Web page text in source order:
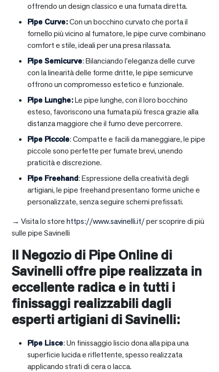
offrendo un design classico e una fumata diretta.
Pipe Curve:Con un bocchino curvato che porta il
fornello più vicino al fumatore, le pipe curve combinano
comfort e stile, ideali per una presa rilassata.
Pipe Semicurve: Bilanciando l’eleganza delle curve
con la linearità delle forme dritte, le pipe semicurve
offrono un compromesso estetico e funzionale.
Pipe Lunghe:Le pipe lunghe, con il loro bocchino
esteso, favoriscono una fumata più fresca grazie alla
distanza maggiore che il fumo deve percorrere.
Pipe Piccole: Compatte e facili da maneggiare, le pipe
piccole sono perfette per fumate brevi, unendo
praticità e discrezione.
Pipe Freehand: Espressione della creatività degli
artigiani, le pipe freehand presentano forme uniche e
personalizzate, senza seguire schemi prefissati.
→ Visita lo storehttps://www.savinelli.it/per scoprire di più
sulle pipe Savinelli
Il Negozio di Pipe Online di
Savinelli offre pipe realizzata in
eccellente radica e in tutti i
finissaggi realizzabili dagli
esperti artigiani di Savinelli:
Pipe Lisce: Un finissaggio liscio dona alla pipa una
superficie lucida e riflettente, spesso realizzata
applicando strati di cera o lacca.